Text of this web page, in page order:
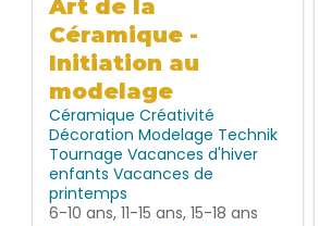
Art de la
Céramique -
Initiation au
modelage
Céramique Créativité
Décoration Modelage Technik
Tournage Vacances d'hiver
enfants Vacances de
printemps
6-10 ans, 11-15 ans, 15-18 ans